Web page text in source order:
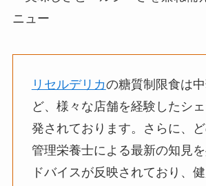
ニュー
リセルデリカの糖質制限食は
ど、様々な店舗を経験したシ
発されております。さらに、
管理栄養士による最新の知見
ドバイスが反映されており、